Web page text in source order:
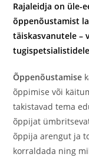
Rajaleidja on üle-
õppenõustamist
täiskasvanutele –
Õppenõustamise
õppimise või
takistavad tema
õppijat
õppija arengut ja
korraldada ning